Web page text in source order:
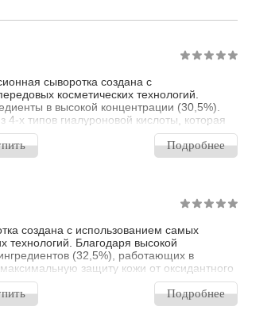
сыворотка создана с
косметических технологий.
в высокой концентрации (30,5%).
х типов гиалуроновой кислоты, которая
липидного барьера, глубокому и
Защищает кожу от повреждений,
и загрязняющими факторами окружающей
Подробнее
создана с использованием самых
технологий. Благодаря высокой
(32,5%), работающих в
защиту кожи от оксидантного
из 4-х типов гиалуроновой кислоты,
липидного барьера,
увлажнению кожи.
Подробнее